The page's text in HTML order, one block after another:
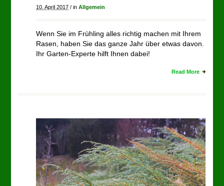
10. April 2017 /inAllgemein
Wenn Sie im Frühling alles richtig machen mit Ihrem
Rasen, haben Sie das ganze Jahr über etwas davon.
Ihr Garten-Experte hilft Ihnen dabei!
Read More